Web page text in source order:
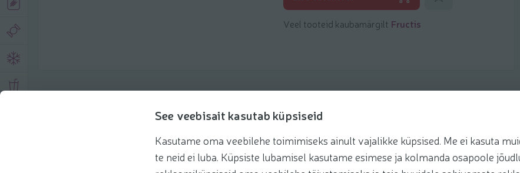
See veebisait kasutab küpsiseid
Kasutame oma veebilehe toimimiseks ainult vajalikke küpsised. Me ei kasuta
te neid ei luba. Küpsiste lubamisel kasutame esimese ja kolmanda osapoole
Veel tooteid kaubamärgilt Fructis
Soovitatud tooted